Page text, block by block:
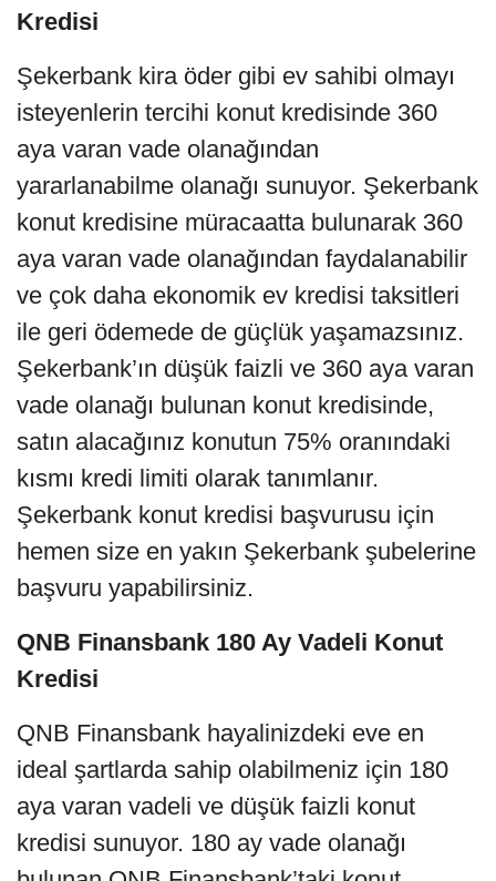
Kredisi
Şekerbank kira öder gibi ev sahibi olmayı
isteyenlerin tercihi konut kredisinde 360
aya varan vade olanağından
yararlanabilme olanağı sunuyor. Şekerbank
konut kredisine müracaatta bulunarak 360
aya varan vade olanağından faydalanabilir
ve çok daha ekonomik ev kredisi taksitleri
ile geri ödemede de güçlük yaşamazsınız.
Şekerbank’ın düşük faizli ve 360 aya varan
vade olanağı bulunan konut kredisinde,
satın alacağınız konutun 75% oranındaki
kısmı kredi limiti olarak tanımlanır.
Şekerbank konut kredisi başvurusu için
hemen size en yakın Şekerbank şubelerine
başvuru yapabilirsiniz.
QNB Finansbank 180 Ay Vadeli Konut
Kredisi
QNB Finansbank hayalinizdeki eve en
ideal şartlarda sahip olabilmeniz için 180
aya varan vadeli ve düşük faizli konut
kredisi sunuyor. 180 ay vade olanağı